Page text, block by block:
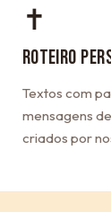
✝
ROTEIRO
Textos com
mensagens
criados por